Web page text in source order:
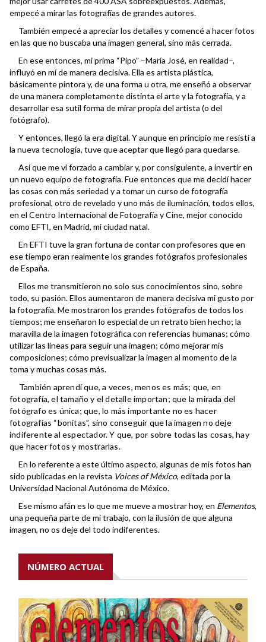
empecé a mirar las fotografías de grandes autores.
También empecé a apreciar los detalles y comencé a hacer fotos
en las que no buscaba una imagen general, sino más cerrada.
En ese entonces, mi prima “Pipo” –María José, en realidad–,
influyó en mí de manera decisiva. Ella es artista plástica,
básicamente pintora y, de una forma u otra, me enseñó a observar
de una manera completamente distinta el arte y la fotografía, y a
desarrollar esa sutil forma de mirar propia del artista (o del
fotógrafo).
Y entonces, llegó la era digital. Y aunque en principio me resistí a
la nueva tecnología, tuve que aceptar que llegó para quedarse.
Así que me vi forzado a cambiar y, por consiguiente, a invertir en
un nuevo equipo de fotografía. Fue entonces que me decidí hacer
las cosas con más seriedad y a tomar un curso de fotografía
profesional, otro de revelado y uno más de iluminación, todos ellos,
en el Centro Internacional de Fotografía y Cine, mejor conocido
como EFTI, en Madrid, mi ciudad natal.
En EFTI tuve la gran fortuna de contar con profesores que en
ese tiempo eran realmente los grandes fotógrafos profesionales
de España.
Ellos me transmitieron no solo sus conocimientos sino, sobre
todo, su pasión. Ellos aumentaron de manera decisiva mi gusto por
la fotografía. Me mostraron los grandes fotógrafos de todos los
tiempos; me enseñaron lo especial de un retrato bien hecho; la
maravilla de la imagen fotográfica con referencias humanas; cómo
utilizar las líneas para seguir una imagen; cómo mejorar mis
composiciones; cómo previsualizar la imagen al momento de la
toma y muchas cosas más.
También aprendí que, a veces, menos es más; que, en
fotografía, el tamaño y el detalle importan; que la mirada del
fotógrafo es única; que, lo más importante no es hacer
fotografías “bonitas”, sino conseguir que la imagen no deje
indiferente al espectador. Y que, por sobre todas las cosas, hay
que hacer fotos y mostrarlas.
En lo referente a este último aspecto, algunas de mis fotos han
sido publicadas en la revista Voices of México, editada por la
Universidad Nacional Autónoma de México.
Ese mismo afán es lo que me mueve a mostrar hoy, en Elementos,
una pequeña parte de mi trabajo, con la ilusión de que alguna
imagen, no os deje del todo indiferentes.
NÚMERO ACTUAL